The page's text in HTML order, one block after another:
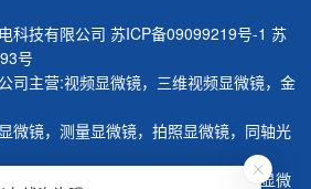
科技有限公司 苏ICP备09099219号-1 苏
号
司主营:视频显微镜， 三维视频显微镜， 金
微镜， 测量显微镜， 拍照显微镜， 同轴光
体视显微